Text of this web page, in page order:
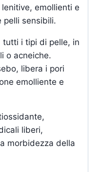
emollienti e
sensibili.
tutti i tipi di pelle, in
o acneiche.
libera i pori
emolliente e
liberi,
morbidezza della